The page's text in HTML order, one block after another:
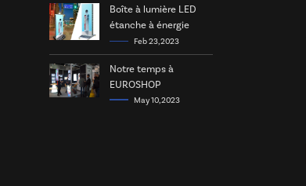
Boîte à lumière LED
étanche à énergie
solaireFeb 23, 2023
Notre temps à
EUROSHOP
May 10, 2023